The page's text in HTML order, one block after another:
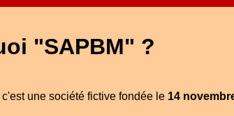
"SAPBM" ?
une société fictive fondée le 14